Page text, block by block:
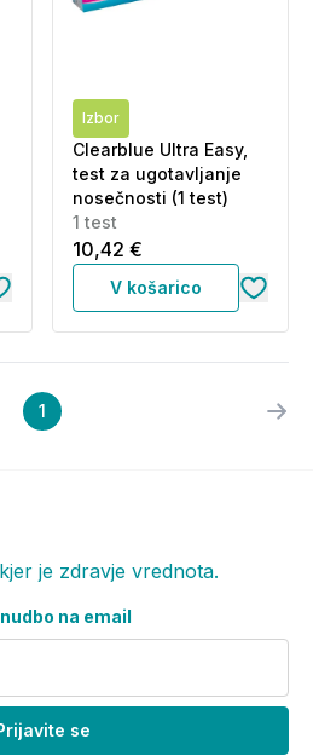
Izbor
Clearblue Ultra Easy,
test za ugotavljanje
nosečnosti (1 test)
1 test
10,42 €
V košarico
1
je zdravje vrednota.
na email
se